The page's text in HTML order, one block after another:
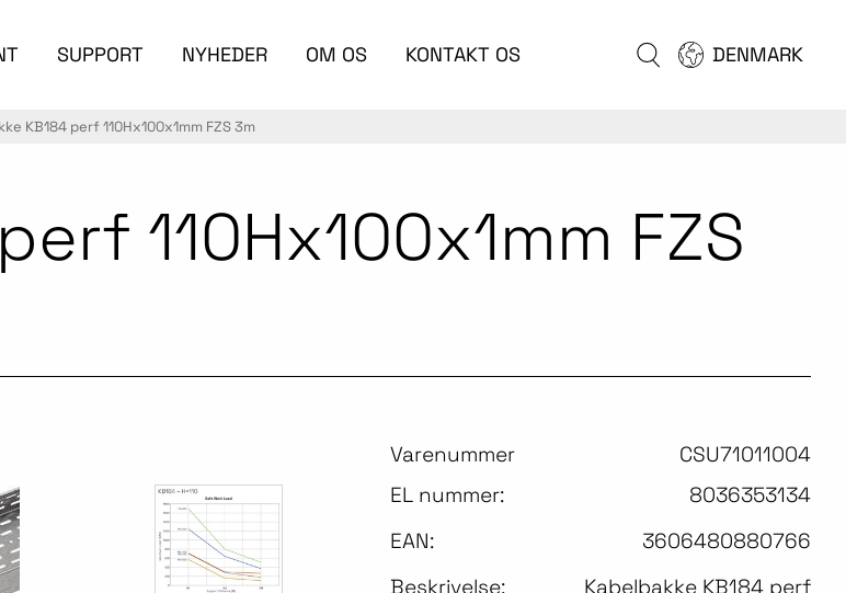
SUPPORT NYHEDER OM OS KONTAKT OS DENMARK
KB184 perf 110Hx100x1mm FZS 3m
110Hx100x1mm FZS
Varenummer
CSU71011004
EL nummer:
8036353134
EAN:
3606480880766
Beskrivelse:
Kabelbakke KB184 perf